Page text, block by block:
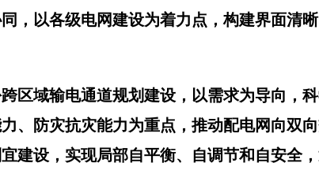
，以各级电网建设为着力点，构建界面清晰
区域输电通道规划建设，以需求为导向，
、防灾抗灾能力为重点，推动配电网向双
建设，实现局部自平衡、自调节和自安全